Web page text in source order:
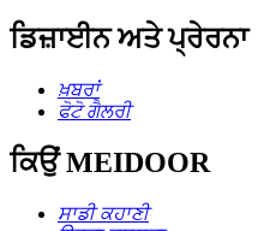
ਡਿਜ਼ਾਈਨ ਅਤੇ ਪ੍ਰੇਰਨਾ
ਖ਼ਬਰਾਂ
ਫੋਟੋ ਗੈਲਰੀ
ਕਿਉਂ MEIDOOR
ਸਾਡੀ ਕਹਾਣੀ